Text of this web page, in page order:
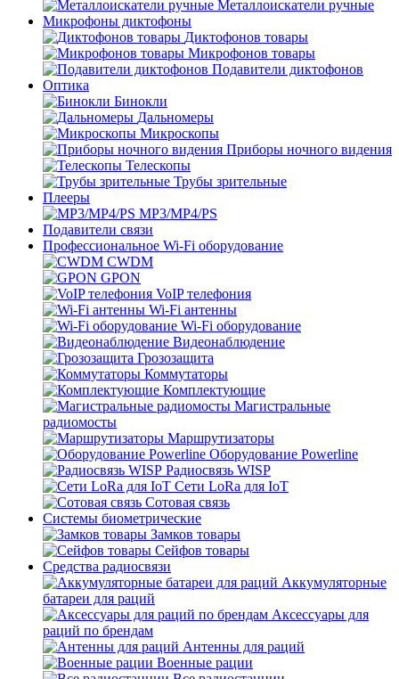
Металлоискатели ручные
Микрофоны диктофоны
Диктофонов товары
Микрофонов товары
Подавители диктофонов
Оптика
Бинокли
Дальномеры
Микроскопы
Приборы ночного видения
Телескопы
Трубы зрительные
Плееры
MP3/MP4/PS
Подавители связи
Профессиональное Wi-Fi оборудование
CWDM
GPON
VoIP телефония
Wi-Fi антенны
Wi-Fi оборудование
Видеонаблюдение
Грозозащита
Коммутаторы
Комплектующие
Магистральные
радиомосты
Маршрутизаторы
Оборудование Powerline
Радиосвязь WISP
Сети LoRa для IoT
Сотовая связь
Системы биометрические
Замков товары
Сейфов товары
Средства радиосвязи
Аккумуляторные
батареи для раций
Аксессуары для
раций по брендам
Антенны для раций
Военные рации